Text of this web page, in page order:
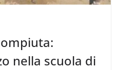
nella scuola di